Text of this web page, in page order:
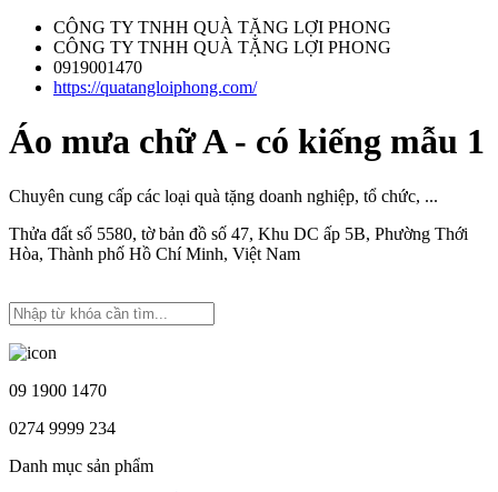
CÔNG TY TNHH QUÀ TẶNG LỢI PHONG
CÔNG TY TNHH QUÀ TẶNG LỢI PHONG
0919001470
https://quatangloiphong.com/
Áo mưa chữ A - có kiếng mẫu 1
Chuyên cung cấp các loại quà tặng doanh nghiệp, tổ chức, ...
Thửa đất số 5580, tờ bản đồ số 47, Khu DC ấp 5B, Phường Thới
Hòa, Thành phố Hồ Chí Minh, Việt Nam
09 1900 1470
0274 9999 234
Danh mục sản phẩm